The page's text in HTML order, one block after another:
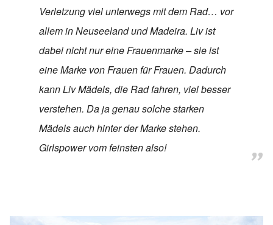
Verletzung viel unterwegs mit dem Rad… vor
allem in Neuseeland und Madeira. Liv ist
dabei nicht nur eine Frauenmarke – sie ist
eine Marke von Frauen für Frauen. Dadurch
kann Liv Mädels, die Rad fahren, viel besser
verstehen. Da ja genau solche starken
Mädels auch hinter der Marke stehen.
Girlspower vom feinsten also!